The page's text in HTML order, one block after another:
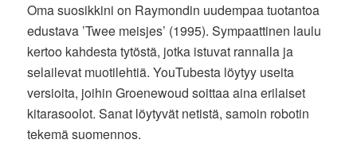
Oma suosikkini on Raymondin uudempaa tuotantoa
edustava ’Twee meisjes’ (1995). Sympaattinen laulu
kertoo kahdesta tytöstä, jotka istuvat rannalla ja
selailevat muotilehtiä. YouTubesta löytyy useita
versioita, joihin Groenewoud soittaa aina erilaiset
kitarasoolot. Sanat löytyvät netistä, samoin robotin
tekemä suomennos.